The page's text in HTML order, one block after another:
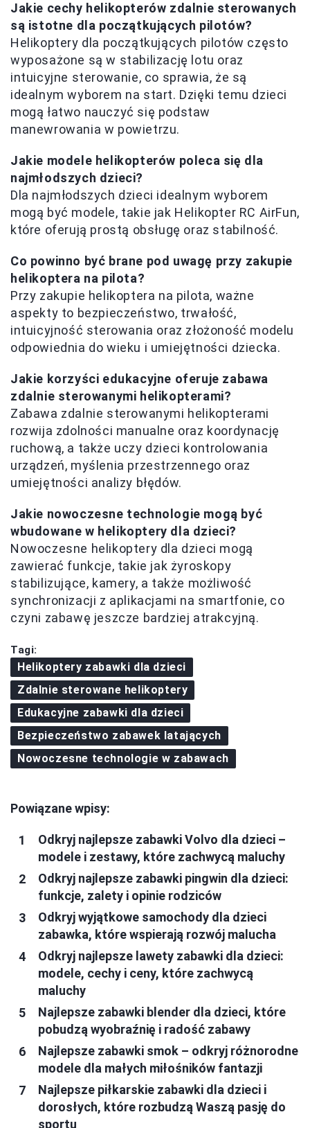
Jakie cechy helikopterów zdalnie sterowanych
są istotne dla początkujących pilotów?
Helikoptery dla początkujących pilotów często
wyposażone są w stabilizację lotu oraz
intuicyjne sterowanie, co sprawia, że są
idealnym wyborem na start. Dzięki temu dzieci
mogą łatwo nauczyć się podstaw
manewrowania w powietrzu.
Jakie modele helikopterów poleca się dla
najmłodszych dzieci?
Dla najmłodszych dzieci idealnym wyborem
mogą być modele, takie jak Helikopter RC AirFun,
które oferują prostą obsługę oraz stabilność.
Co powinno być brane pod uwagę przy zakupie
helikoptera na pilota?
Przy zakupie helikoptera na pilota, ważne
aspekty to bezpieczeństwo, trwałość,
intuicyjność sterowania oraz złożoność modelu
odpowiednia do wieku i umiejętności dziecka.
Jakie korzyści edukacyjne oferuje zabawa
zdalnie sterowanymi helikopterami?
Zabawa zdalnie sterowanymi helikopterami
rozwija zdolności manualne oraz koordynację
ruchową, a także uczy dzieci kontrolowania
urządzeń, myślenia przestrzennego oraz
umiejętności analizy błędów.
Jakie nowoczesne technologie mogą być
wbudowane w helikoptery dla dzieci?
Nowoczesne helikoptery dla dzieci mogą
zawierać funkcje, takie jak żyroskopy
stabilizujące, kamery, a także możliwość
synchronizacji z aplikacjami na smartfonie, co
czyni zabawę jeszcze bardziej atrakcyjną.
Tagi:
Helikoptery zabawki dla dzieci
Zdalnie sterowane helikoptery
Edukacyjne zabawki dla dzieci
Bezpieczeństwo zabawek latających
Nowoczesne technologie w zabawach
Powiązane wpisy:
Odkryj najlepsze zabawki Volvo dla dzieci –
modele i zestawy, które zachwycą maluchy
Odkryj najlepsze zabawki pingwin dla dzieci:
funkcje, zalety i opinie rodziców
Odkryj wyjątkowe samochody dla dzieci
zabawka, które wspierają rozwój malucha
Odkryj najlepsze lawety zabawki dla dzieci:
modele, cechy i ceny, które zachwycą
maluchy
Najlepsze zabawki blender dla dzieci, które
pobudzą wyobraźnię i radość zabawy
Najlepsze zabawki smok – odkryj różnorodne
modele dla małych miłośników fantazji
Najlepsze piłkarskie zabawki dla dzieci i
dorosłych, które rozbudzą Waszą pasję do
sportu